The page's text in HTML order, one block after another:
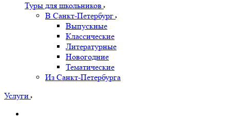
Туры для школьников
В Санкт-Петербург
Выпускные
Классические
Литературные
Новогодние
Тематические
Из Санкт-Петербурга
Услуги